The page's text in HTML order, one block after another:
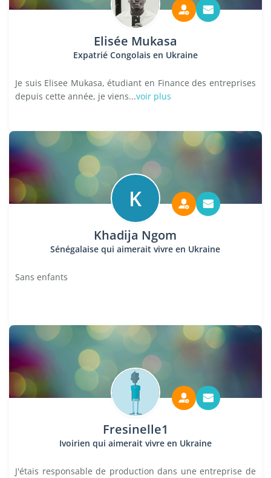
Elisée Mukasa
Expatrié Congolais en Ukraine
Je suis Elisee Mukasa, étudiant en Finance des entreprises
depuis cette année, je viens...voir plus
K
Khadija Ngom
Sénégalaise qui aimerait vivre en Ukraine
Sans enfants
Fresinelle1
Ivoirien qui aimerait vivre en Ukraine
J'étais responsable de production dans une entreprise de